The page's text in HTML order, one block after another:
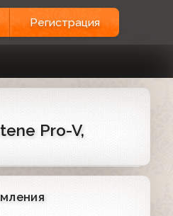
Регистрация
Pro-V,